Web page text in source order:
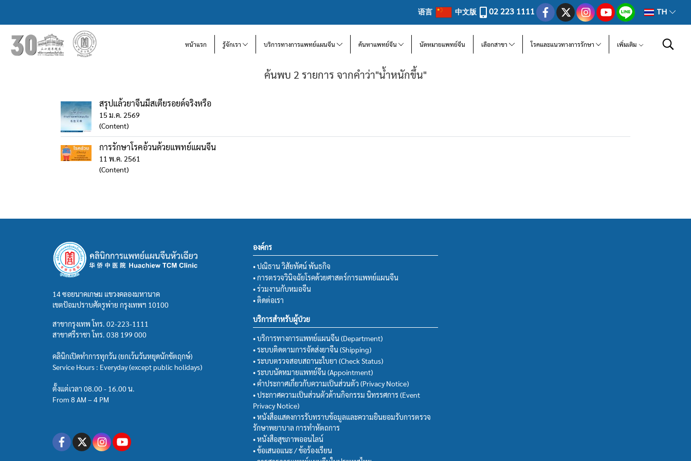
语言 中文版 02 223 1111 TH
หน้าแรก รู้จักเรา บริการทางการแพทย์แผนจีน ค้นหาแพทย์จีน นัดหมายแพทย์จีน เลือกสาขา โรคและแนวทางการรักษา เพิ่มเติม
ค้นพบ 2 รายการ จากคำว่า"น้ำหนักขึ้น"
สรุปแล้วยาจีนมีสเตียรอยด์จริงหรือ
15 ม.ค. 2569
(Content)
การรักษาโรคอ้วนด้วยแพทย์แผนจีน
11 พ.ค. 2561
(Content)
14 ซอยนาคเกษม แขวงคลองมหานาค
เขตป้อมปราบศัตรูพ่าย กรุงเทพฯ 10100
สาขากรุงเทพ โทร. 02-223-1111
สาขาศรีราชา โทร. 038 199 000
คลินิกเปิดทำการทุกวัน (ยกเว้นวันหยุดนักขัตฤกษ์)
Service Hours : Everyday (except public holidays)
ตั้งแต่เวลา 08.00 - 16.00 น.
From 8 AM – 4 PM
องค์กร
• ปณิธาน วิสัยทัศน์ พันธกิจ
• การตรวจวินิจฉัยโรคด้วยศาสตร์การแพทย์แผนจีน
• ร่วมงานกับหมอจีน
• ติดต่อเรา
บริการสำหรับผู้ป่วย
• บริการทางการแพทย์แผนจีน (Department)
• ระบบติดตามการจัดส่งยาจีน (Shipping)
• ระบบตรวจสอบสถานะใบยา (Check Status)
• ระบบนัดหมายแพทย์จีน (Appointment)
• คำประกาศเกี่ยวกับความเป็นส่วนตัว (Privacy Notice)
• ประกาศความเป็นส่วนตัวด้านกิจกรรม นิทรรศการ (Event
Privacy Notice)
• หนังสือแสดงการรับทราบข้อมูลและความยินยอมรับการตรวจ
รักษาพยาบาล การทำหัตถการ
• หนังสือสุขภาพออนไลน์
• ข้อเสนอแนะ / ข้อร้องเรียน